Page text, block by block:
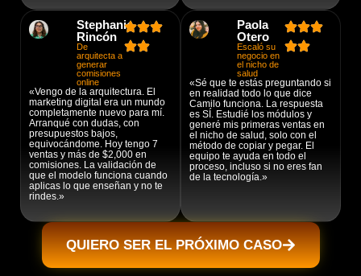
Stephanie
Rincón
De
arquitecta a
generar
comisiones
online
«Vengo de la arquitectura. El
marketing digital era un mundo
completamente nuevo para mí.
Arranqué con dudas, con
presupuestos bajos,
equivocándome. Hoy tengo 7
ventas y más de $2,000 en
comisiones. La validación de
que el modelo funciona cuando
aplicas lo que enseñan y no te
rindes.»
Paola
Otero
Escaló su
negocio en
el nicho de
salud
«Sé que te estás preguntando si
en realidad todo lo que dice
Camilo funciona. La respuesta
es SÍ. Estudié los módulos y
generé mis primeras ventas en
el nicho de salud, solo con el
método de copiar y pegar. El
equipo te ayuda en todo el
proceso, incluso si no eres fan
de la tecnología.»
QUIERO SER EL PRÓXIMO CASO